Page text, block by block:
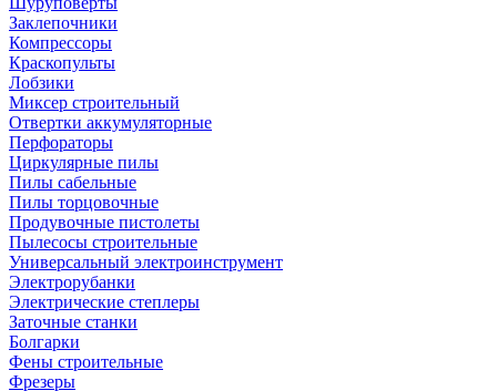
Заклепочники
Компрессоры
Краскопульты
Лобзики
Миксер строительный
Отвертки аккумуляторные
Перфораторы
Циркулярные пилы
Пилы сабельные
Пилы торцовочные
Продувочные пистолеты
Пылесосы строительные
Универсальный электроинструмент
Электрорубанки
Электрические степлеры
Заточные станки
Болгарки
Фены строительные
Фрезеры